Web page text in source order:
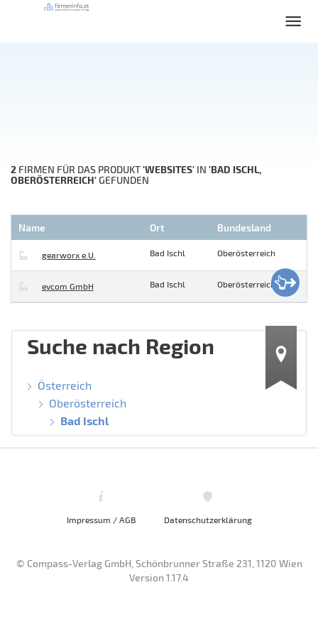
2 FIRMEN FÜR DAS PRODUKT'WEBSITES' IN 'BAD ISCHL,
OBERÖSTERREICH'GEFUNDEN
Name Ort Bundesland
gearworx e.U. Bad Ischl Oberösterreich
evcom GmbH Bad Ischl Oberösterreich
Suche nach Region
Österreich
Oberösterreich
Bad Ischl
Impressum / AGB Datenschutzerklärung
© Compass-Verlag GmbH, Schönbrunner Straße 231, 1120 Wien
Version 1.17.4